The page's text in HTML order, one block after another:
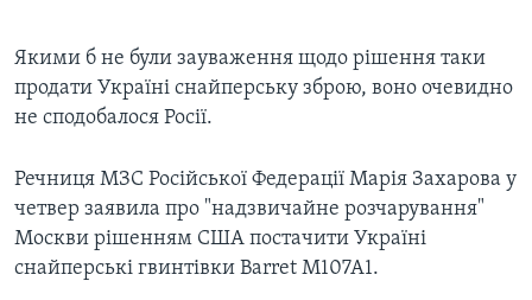
Якими б не були зауваження щодо рішення таки
продати Україні снайперську зброю, воно очевидно
не сподобалося Росії.
Речниця МЗС Російської Федерації Марія Захарова у
четвер заявила про "надзвичайне розчарування"
Москви рішенням США постачити Україні
снайперські гвинтівки Barret М107А1.